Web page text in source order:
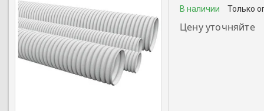
В наличии Только
Цену уточняйте